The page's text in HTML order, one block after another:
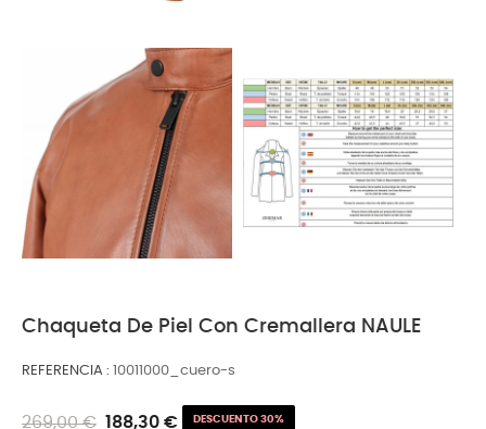
Chaqueta De Piel Con Cremallera NAULE
REFERENCIA 10011000_cuero-s
269,00 € 188,30 € DESCUENTO 30%